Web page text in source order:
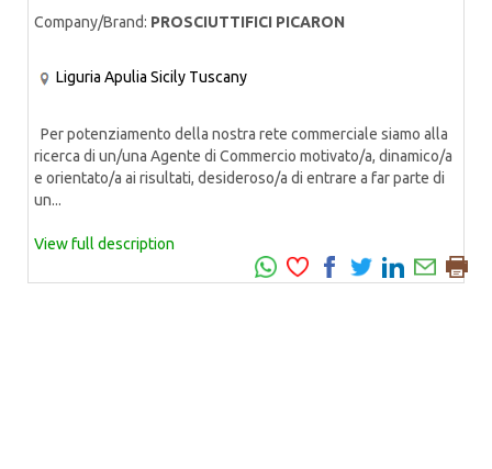
Company/Brand: PROSCIUTTIFICI PICARON
Liguria Apulia Sicily Tuscany
Per potenziamento della nostra rete commerciale siamo alla
ricerca di un/una Agente di Commercio motivato/a, dinamico/a
e orientato/a ai risultati, desideroso/a di entrare a far parte di
un...
View full description